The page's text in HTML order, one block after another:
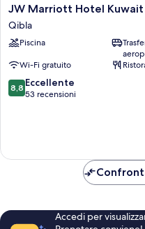
JW
Marriott
Hotel
Kuwait
Qibla
JW Marriott Hotel
Qibla
Piscina
Wi-Fi gratuito
8.8
su
8,8 Eccellente
53 recensioni
Accedi per